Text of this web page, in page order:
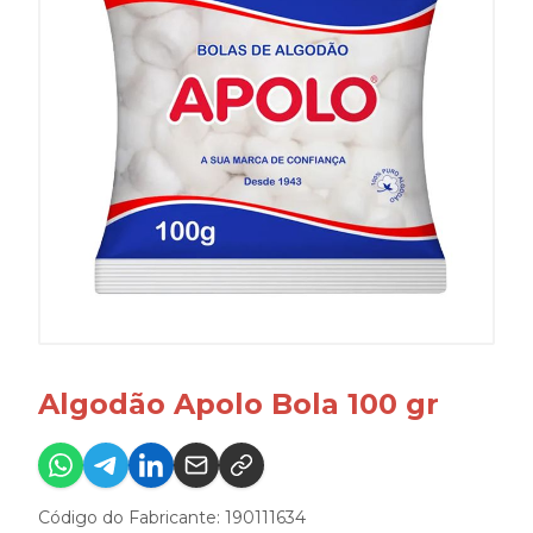
Algodão Apolo Bola 100 gr
Código do Fabricante: 190111634